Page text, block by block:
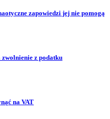
zapowiedzi jej nie pomogą
z podatku
na VAT